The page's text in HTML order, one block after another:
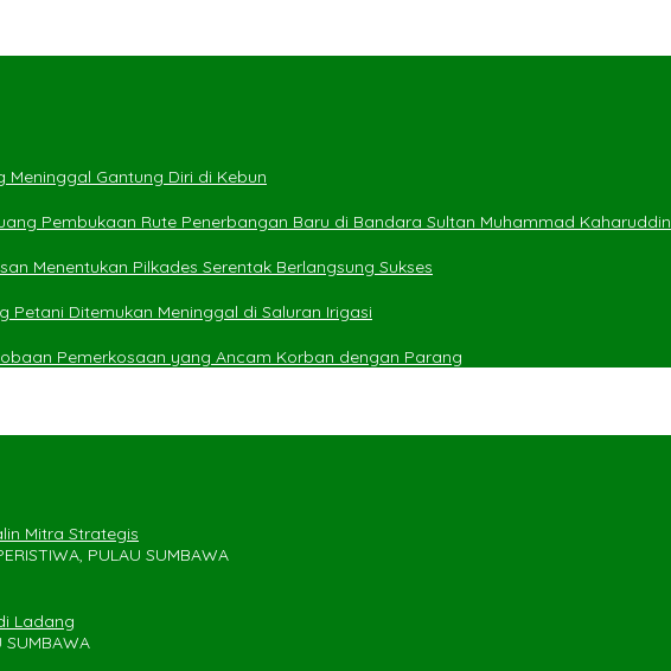
Meninggal Gantung Diri di Kebun
Pembukaan Rute Penerbangan Baru di Bandara Sultan Muhammad Kaharuddin
Menentukan Pilkades Serentak Berlangsung Sukses
Petani Ditemukan Meninggal di Saluran Irigasi
Pemerkosaan yang Ancam Korban dengan Parang
Mitra Strategis
PULAU SUMBAWA
Ladang
SUMBAWA